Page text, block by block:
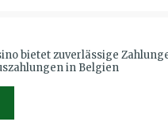
bietet zuverlässige
in Belgien